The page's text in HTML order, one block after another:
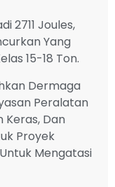
2711 Joules,
Yang
15-18 Ton.
Dermaga
Peralatan
Keras, Dan
Proyek
Mengatasi